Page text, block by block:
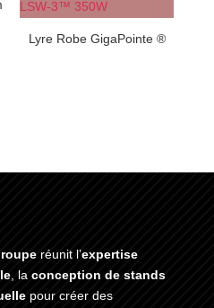
Lyre Robe GigaPointe ®
réunit l’expertise
, la conception de stands
pour créer des